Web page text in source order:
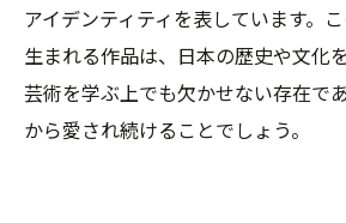
アイデンティティを表しています。
生まれる作品は、日本の歴史や文化
芸術を学ぶ上でも欠かせない存在で
から愛され続けることでしょう。